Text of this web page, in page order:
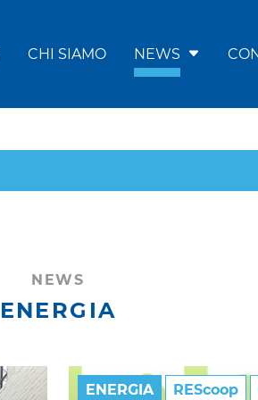
CHI SIAMO NEWS
NEWS
ENERGIA
ENERGIA REScoop